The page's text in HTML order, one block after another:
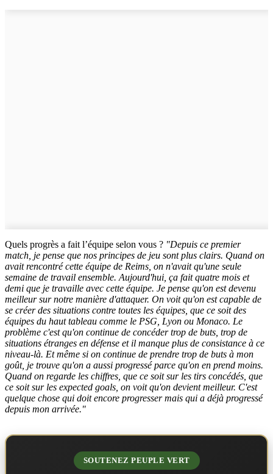
Quels progrès a fait l’équipe selon vous ? "Depuis ce premier
match, je pense que nos principes de jeu sont plus clairs. Quand on
avait rencontré cette équipe de Reims, on n'avait qu'une seule
semaine de travail ensemble. Aujourd'hui, ça fait quatre mois et
demi que je travaille avec cette équipe. Je pense qu'on est devenu
meilleur sur notre manière d'attaquer. On voit qu'on est capable de
se créer des situations contre toutes les équipes, que ce soit des
équipes du haut tableau comme le PSG, Lyon ou Monaco. Le
problème c'est qu'on continue de concéder trop de buts, trop de
situations étranges en défense et il manque plus de consistance à ce
niveau-là. Et même si on continue de prendre trop de buts à mon
goût, je trouve qu'on a aussi progressé parce qu'on en prend moins.
Quand on regarde les chiffres, que ce soit sur les tirs concédés, que
ce soit sur les expected goals, on voit qu'on devient meilleur. C'est
quelque chose qui doit encore progresser mais qui a déjà progressé
depuis mon arrivée."
SOUTENEZ PEUPLE VERT